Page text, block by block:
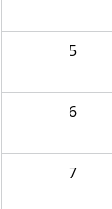
5
6
7